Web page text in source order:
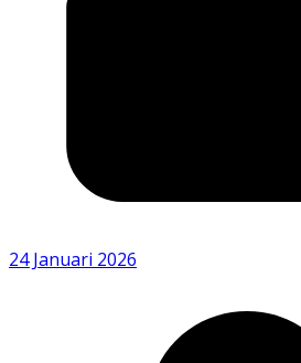
24 Januari 2026